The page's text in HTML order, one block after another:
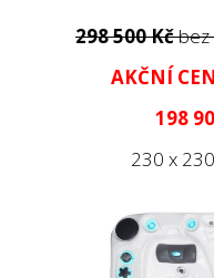
298 500 Kčbez
AKČNÍ
198
230 x